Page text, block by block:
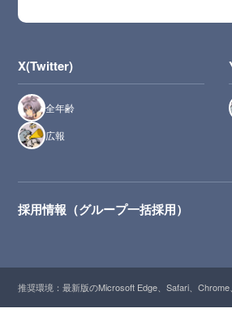
X(Twitter)
全年齢
広報
採用情報（グループ一括採用）
推奨環境：最新版のMicrosoft Edge、Safari、